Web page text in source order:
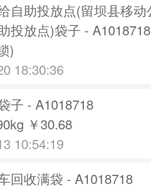
自助投放点(留坝县移
投放点)袋子 -
)
18:30:36
子 - A1018718
￥30.68
10:54:19
回收满袋 - A1018718